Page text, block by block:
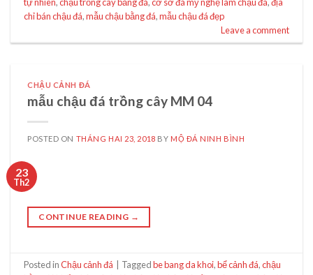
chỉ bán chậu đá,mẫu chậu bằng đá,mẫu chậu đá đẹp
Leave a comment
CHẬU CẢNH ĐÁ
mẫu chậu đá trồng cây MM 04
POSTED ON THÁNG HAI 23, 2018 BY MỘ ĐÁ NINH BÌNH
23
Th2
CONTINUE READING →
Posted inChậu cảnh đá Taggedbe bang da khoi,bể cảnh đá,chậu